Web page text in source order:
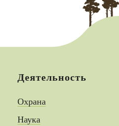
Деятельность
Охрана
Наука